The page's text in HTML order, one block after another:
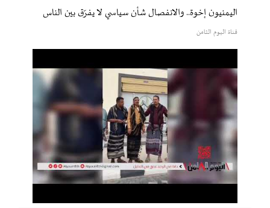
اليمنيون إخوة.. والانفصال شأن سياسي لا يفرّق بين الناس
قناة اليوم الثامن